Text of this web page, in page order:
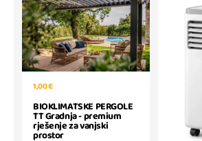
1,00 €
BIOKLIMATSKE PERGOLE
TT Gradnja - premium
rješenje za vanjski
prostor